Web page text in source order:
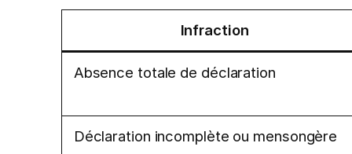
Infraction
Absence totale de déclaration
Déclaration incomplète ou mensongère